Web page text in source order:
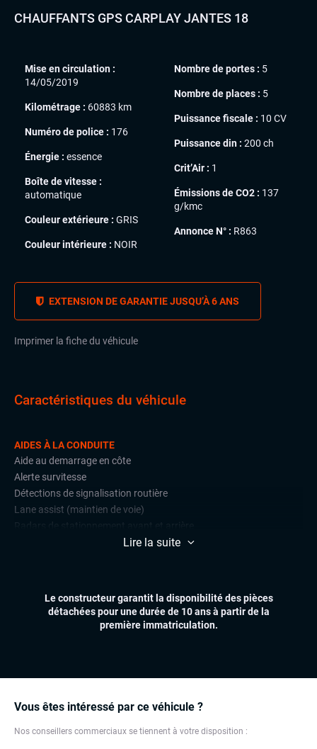
CHAUFFANTS GPS CARPLAY JANTES 18
Mise en circulation :
14/05/2019
Kilométrage : 60883 km
Numéro de police : 176
Énergie : essence
Boîte de vitesse :
automatique
Couleur extérieure : GRIS
Couleur intérieure : NOIR
Nombre de portes : 5
Nombre de places : 5
Puissance fiscale : 10 CV
Puissance din : 200 ch
Crit’Air : 1
Émissions de CO2 : 137
g/kmc
Annonce N° : R863
EXTENSION DE GARANTIE JUSQU’À 6 ANS
Imprimer la fiche du véhicule
Vous êtes intéressé par ce véhicule ?
Nos conseillers commerciaux se tiennent à votre disposition :
Caractéristiques du véhicule
AIDES À LA CONDUITE
Aide au demarrage en côte
Alerte survitesse
Détections de signalisation routière
Lane assist (maintien de voie)
Régulateur et limiteur de vitesse
Climatisation automatique multizones
Essuie-glaces automatiques
Carplay (Apple carplay, Android auto, MirrorLink, système
Lire la suite
Le constructeur garantit la disponibilité des pièces
détachées pour une durée de 10 ans à partir de la
première immatriculation.